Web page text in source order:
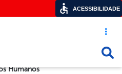
Acesso
Humanos
ACESSIBILIDADE